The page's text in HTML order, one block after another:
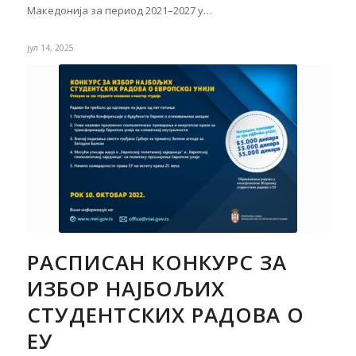
Македонија за период 2021–2027 у…
јул 14, 2025
РАСПИСАН КОНКУРС ЗА
ИЗБОР НАЈБОЉИХ
СТУДЕНТСКИХ РАДОВА О
ЕУ